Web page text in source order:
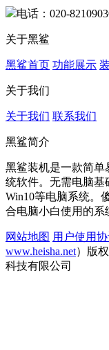
电话：020-
关于黑鲨
黑鲨首页 功能展示
关于我们
关于我们 联系我们
黑鲨简介
黑鲨装机是一款简单
统软件。无需电脑基
Win10等电脑系统。
合电脑小白使用的系
网站地图 用户使用
www.heisha.net）版
科技有限公司